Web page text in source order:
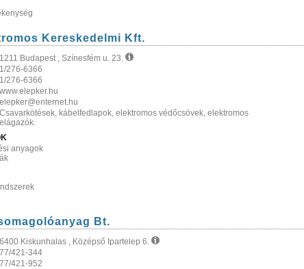
Kereskedelmi Kft.
1211 Budapest , Színesfém u. 23.
1/276-6366
1/276-6366
www.elepker.hu
elepker@enternet.hu
Csavarkötések, kábelfedlapok, elektromos védőcsövek, elektromos
elágazók.
anyagok
Bt.
6400 Kiskunhalas , Középső Ipartelep 6.
77/421-344
77/421-952